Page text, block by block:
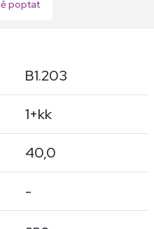
poptat
B1.203
1+kk
40,0
-